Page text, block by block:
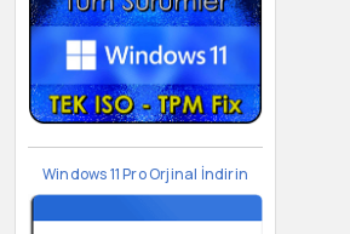
Windows 11 Pro Orjinal İndirin